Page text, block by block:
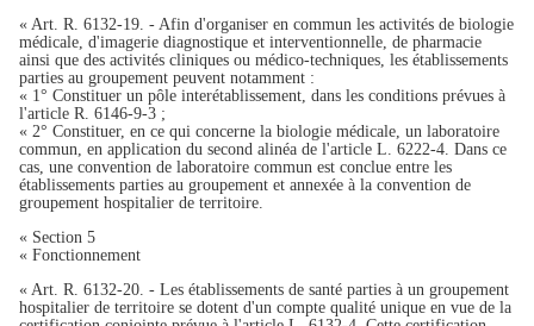
« Art. R. 6132-19. - Afin d'organiser en commun les activités de biologie
médicale, d'imagerie diagnostique et interventionnelle, de pharmacie
ainsi que des activités cliniques ou médico-techniques, les établissements
parties au groupement peuvent notamment :
« 1° Constituer un pôle interétablissement, dans les conditions prévues à
l'article R. 6146-9-3 ;
« 2° Constituer, en ce qui concerne la biologie médicale, un laboratoire
commun, en application du second alinéa de l'article L. 6222-4. Dans ce
cas, une convention de laboratoire commun est conclue entre les
établissements parties au groupement et annexée à la convention de
groupement hospitalier de territoire.
« Section 5
« Fonctionnement
« Art. R. 6132-20. - Les établissements de santé parties à un groupement
hospitalier de territoire se dotent d'un compte qualité unique en vue de la